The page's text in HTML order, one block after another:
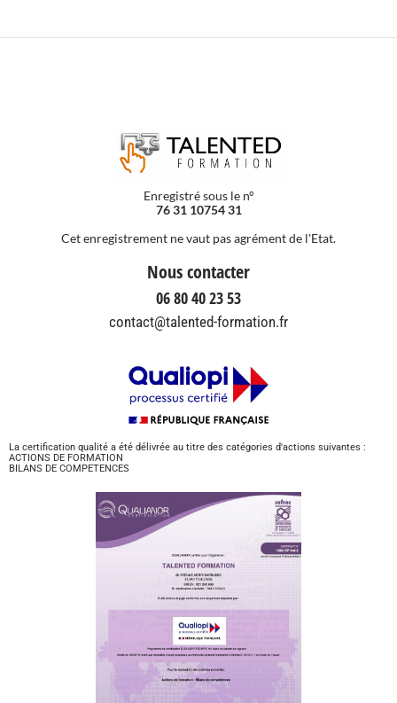
Enregistré sous le n°
76 31 10754 31
Cet enregistrement ne vaut pas agrément de l'Etat.
Nous contacter
06 80 40 23 53
contact@talented-formation.fr
La certification qualité a été délivrée au titre des catégories d'actions suivantes :
ACTIONS DE FORMATION
BILANS DE COMPETENCES